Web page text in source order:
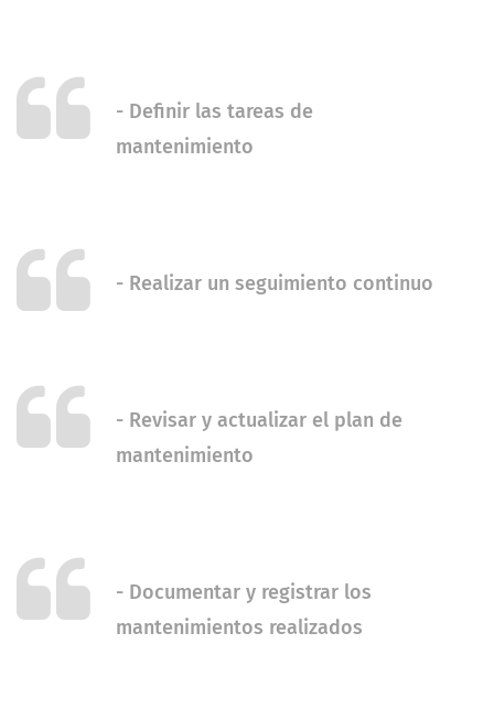
- Definir las tareas de
mantenimiento
- Realizar un seguimiento continuo
- Revisar y actualizar el plan de
mantenimiento
- Documentar y registrar los
mantenimientos realizados